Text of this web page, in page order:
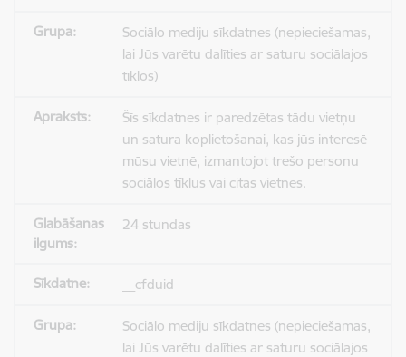
Sociālo mediju sīkdatnes (nepieciešamas,
lai Jūs varētu dalīties ar saturu sociālajos
tīklos)
Šīs sīkdatnes ir paredzētas tādu vietņu
un satura koplietošanai, kas jūs interesē
mūsu vietnē, izmantojot trešo personu
sociālos tīklus vai citas vietnes.
24 stundas
__cfduid
Sociālo mediju sīkdatnes (nepieciešamas,
lai Jūs varētu dalīties ar saturu sociālajos